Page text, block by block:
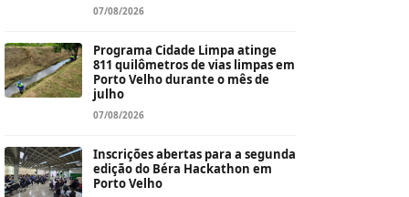
07/08/2026
Programa Cidade Limpa atinge
811 quilômetros de vias limpas em
Porto Velho durante o mês de
julho
07/08/2026
Inscrições abertas para a segunda
edição do Béra Hackathon em
Porto Velho